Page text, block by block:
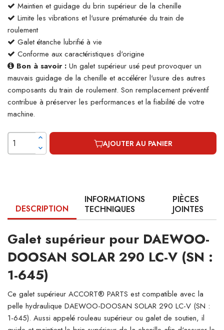
Maintien et guidage du brin supérieur de la chenille
Limite les vibrations et l'usure prématurée du train de
roulement
Galet étanche lubrifié à vie
Conforme aux caractéristiques d'origine
Bon à savoir : Un galet supérieur usé peut provoquer un
mauvais guidage de la chenille et accélérer l'usure des autres
composants du train de roulement. Son remplacement préventif
contribue à préserver les performances et la fiabilité de votre
machine.
AJOUTER AU PANIER
DESCRIPTION
INFORMATIONS
TECHNIQUES
PIÈCES
JOINTES
Galet supérieur pour DAEWOO-
DOOSAN SOLAR 290 LC-V (SN :
1-645)
Ce galet supérieur ACCORT® PARTS est compatible avec la
pelle hydraulique DAEWOO-DOOSAN SOLAR 290 LC-V (SN :
1-645). Aussi appelé rouleau supérieur ou galet de soutien, il